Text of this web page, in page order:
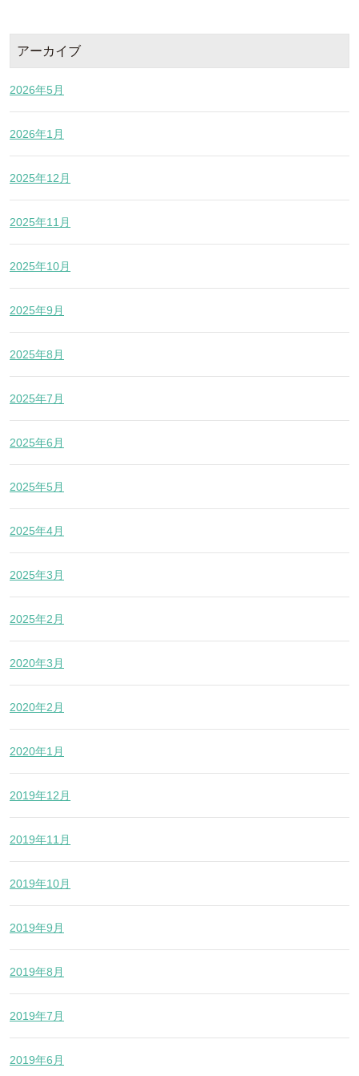
アーカイブ
2026年5月
2026年1月
2025年12月
2025年11月
2025年10月
2025年9月
2025年8月
2025年7月
2025年6月
2025年5月
2025年4月
2025年3月
2025年2月
2020年3月
2020年2月
2020年1月
2019年12月
2019年11月
2019年10月
2019年9月
2019年8月
2019年7月
2019年6月